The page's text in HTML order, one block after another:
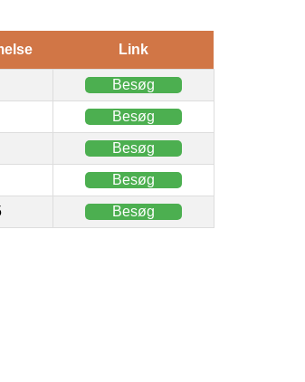
Link
Besøg
Besøg
Besøg
Besøg
Besøg